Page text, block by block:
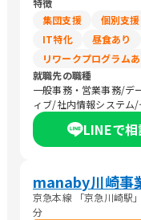
特徴
集団支援
個別支援
IT特化
昼食あり
リワークプログラムあ
就職先の職種
一般事務・営業事務/デ
ィブ/社内情報システム
LINEで
manaby川崎事
京急本線 「京急川崎駅
分